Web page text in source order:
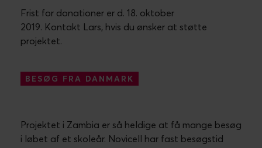
Frist for donationer er d. 18. oktober
2019. Kontakt Lars, hvis du ønsker at støtte
projektet.
BESØG FRA DANMARK
Projektet i Zambia er så heldige at få mange besøg
i løbet af et skoleår. Novicell har fast besøgstid